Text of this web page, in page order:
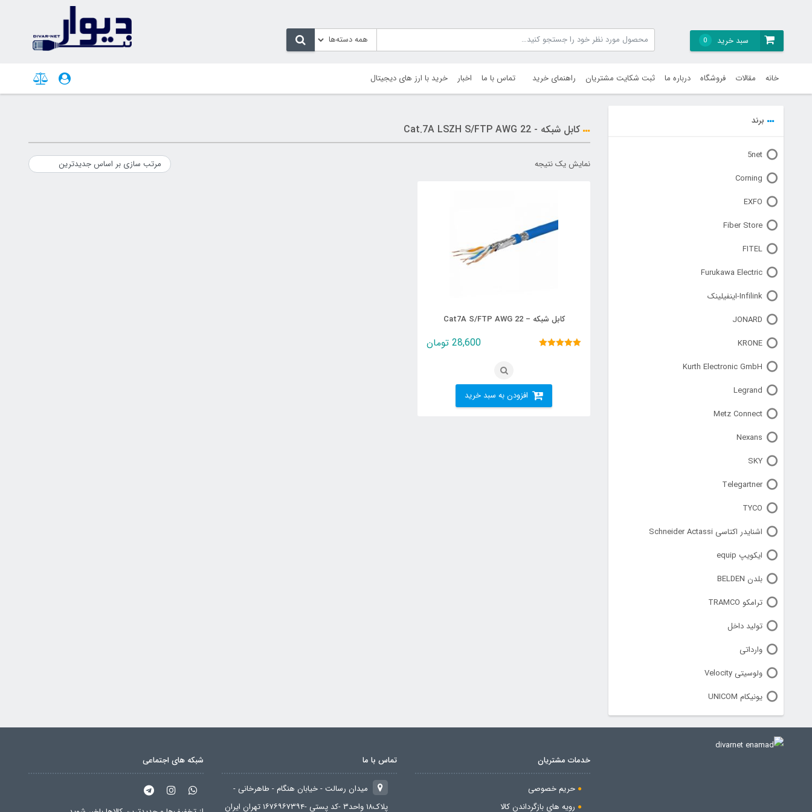
سبد خرید 0
خانه مقالات فروشگاه درباره ما ثبت شکایت مشتریان راهنمای خرید تماس با ما اخبار خرید با ارز های دیجیتال
کابل شبکه - Cat.7A LSZH S/FTP AWG 22
نمایش یک نتیجه
کابل شبکه – Cat7A S/FTP AWG 22
28,600 تومان
افزودن به سبد خرید
برند
5net
Corning
EXFO
Fiber Store
FITEL
Furukawa Electric
Infilink-اینفیلینک
JONARD
KRONE
Kurth Electronic GmbH
Legrand
Metz Connect
Nexans
SKY
Telegartner
TYCO
اشنایدر اکتاسی Schneider Actassi
ایکویپ equip
بلدن BELDEN
ترامکو TRAMCO
تولید داخل
وارداتی
ولوسیتی Velocity
یونیکام UNICOM
خدمات مشتریان
حریم خصوصی
رویه های بازگرداندن کالا
تماس با ما
میدان رسالت - خیابان هنگام - طاهرخانی -
پلاک۱۸ واحد۳ -کد پستی -۱۶۷۶۹۶۷۳۹۴ تهران ایران
شبکه های اجتماعی